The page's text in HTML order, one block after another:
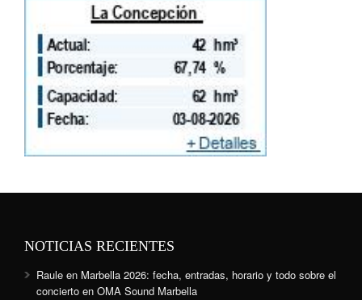
NOTICIAS RECIENTES
Raule en Marbella 2026: fecha, entradas, horario y todo sobre el
concierto en OMA Sound Marbella